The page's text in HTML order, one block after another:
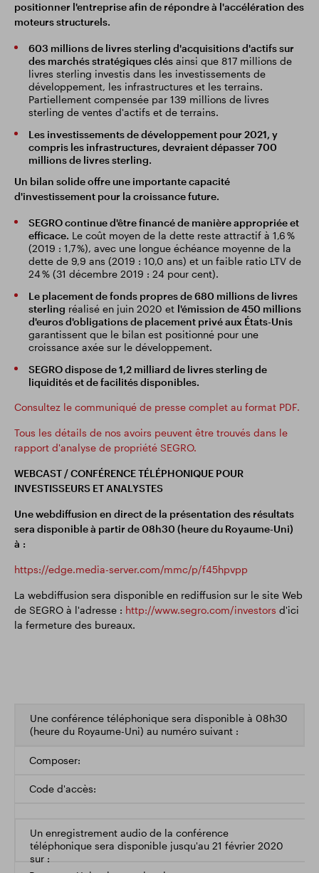
positionner l'entreprise afin de répondre à l'accélération des
moteurs structurels.
603 millions de livres sterling d'acquisitions d'actifs sur
des marchés stratégiques clés ainsi que 817 millions de
livres sterling investis dans les investissements de
développement, les infrastructures et les terrains.
Partiellement compensée par 139 millions de livres
sterling de ventes d'actifs et de terrains.
Les investissements de développement pour 2021, y
compris les infrastructures, devraient dépasser 700
millions de livres sterling.
Un bilan solide offre une importante capacité
d'investissement pour la croissance future.
SEGRO continue d'être financé de manière appropriée et
efficace. Le coût moyen de la dette reste attractif à 1,6 %
(2019 : 1,7 %), avec une longue échéance moyenne de la
dette de 9,9 ans (2019 : 10,0 ans) et un faible ratio LTV de
24 % (31 décembre 2019 : 24 pour cent).
Le placement de fonds propres de 680 millions de livres
sterling réalisé en juin 2020 et l'émission de 450 millions
d'euros d'obligations de placement privé aux États-Unis
garantissent que le bilan est positionné pour une
croissance axée sur le développement.
SEGRO dispose de 1,2 milliard de livres sterling de
liquidités et de facilités disponibles.
Consultez le communiqué de presse complet au format PDF.
Tous les détails de nos avoirs peuvent être trouvés dans le
rapport d'analyse de propriété SEGRO.
WEBCAST / CONFÉRENCE TÉLÉPHONIQUE POUR
INVESTISSEURS ET ANALYSTES
Une webdiffusion en direct de la présentation des résultats
sera disponible à partir de 08h30 (heure du Royaume-Uni)
à :
https://edge.media-server.com/mmc/p/f45hpvpp
La webdiffusion sera disponible en rediffusion sur le site Web
de SEGRO à l'adresse : http://www.segro.com/investors d'ici
la fermeture des bureaux.
Une conférence téléphonique sera disponible à 08h30
(heure du Royaume-Uni) au numéro suivant :
Composer:
Code d'accès:
Un enregistrement audio de la conférence
téléphonique sera disponible jusqu'au 21 février 2020
sur :